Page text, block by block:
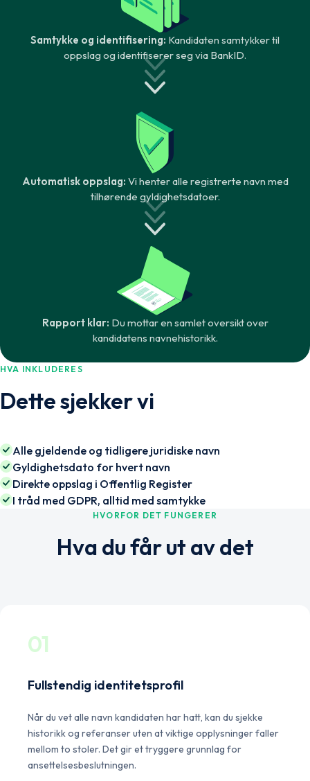
Samtykke og identifisering: Kandidaten samtykker til
oppslag og identifiserer seg via BankID.
Automatisk oppslag: Vi henter alle registrerte navn med
tilhørende gyldighetsdatoer.
Rapport klar: Du mottar en samlet oversikt over
kandidatens navnehistorikk.
HVA INKLUDERES
Dette sjekker vi
Alle gjeldende og tidligere juridiske navn
Gyldighetsdato for hvert navn
Direkte oppslag i Offentlig Register
I tråd med GDPR, alltid med samtykke
HVORFOR DET FUNGERER
Hva du får ut av det
01
Fullstendig identitetsprofil
Når du vet alle navn kandidaten har hatt, kan du sjekke
historikk og referanser uten at viktige opplysninger faller
mellom to stoler. Det gir et tryggere grunnlag for
ansettelsesbeslutningen.